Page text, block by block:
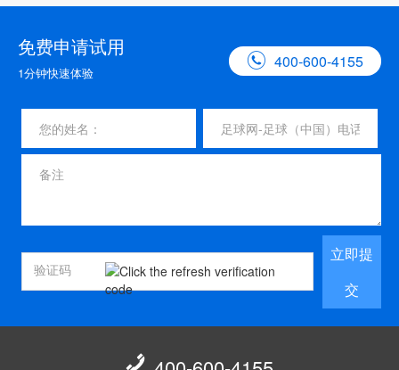
免费申请试用
1分钟快速体验
 400-600-4155
立即提
交
